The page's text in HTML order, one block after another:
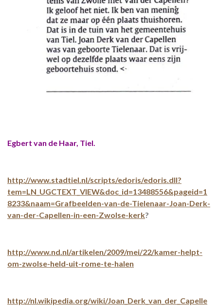
Egbert van de Haar, Tiel.
http://www.stadtiel.nl/scripts/edoris/edoris.dll?
tem=LN_UGCTEXT_VIEW&doc_id=13488556&pageid=1
8233&naam=Grafbeelden-van-de-Tielenaar-Joan-Derk-
van-der-Capellen-in-een-Zwolse-kerk?
http://www.nd.nl/artikelen/2009/mei/22/kamer-helpt-
om-zwolse-held-uit-rome-te-halen
http://nl.wikipedia.org/wiki/Joan_Derk_van_der_Capelle